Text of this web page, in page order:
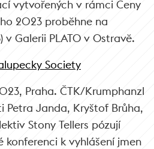
vytvořených v rámci Ceny
2023 proběhne na
v Galerii PLATO v Ostravě.
Society
Praha. ČTK/Krumphanzl
Petra Janda, Kryštof Brůha,
Stony Tellers pózují
k vyhlášení jmen